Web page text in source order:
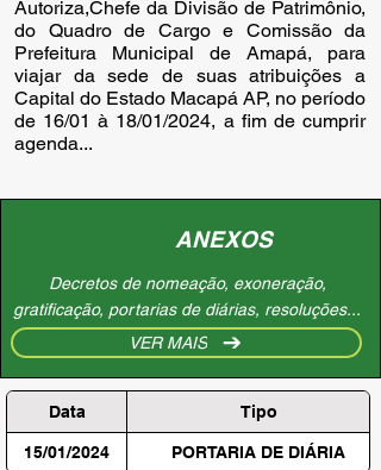
Autoriza,Chefe da Divisão de Patrimônio,
do Quadro de Cargo e Comissão da
Prefeitura Municipal de Amapá, para
viajar da sede de suas atribuições a
Capital do Estado Macapá AP, no período
de 16/01 à 18/01/2024, a fim de cumprir
agenda...
ANEXOS
Decretos de nomeação, exoneração,
gratificação, portarias de diárias, resoluções...
VER MAIS
Data Tipo
15/01/2024 PORTARIA DE DIÁRIA